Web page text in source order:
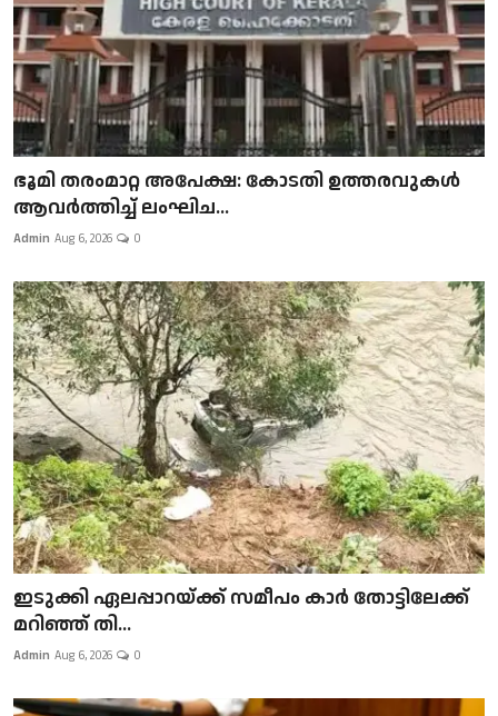
ഭൂമി തരംമാറ്റ അപേക്ഷ: കോടതി ഉത്തരവുകൾ
ആവർത്തിച്ച് ലംഘിച...
Admin Aug 6, 2026 0
ഇടുക്കി ഏലപ്പാറയ്ക്ക് സമീപം കാർ തോട്ടിലേക്ക്
മറിഞ്ഞ് തി...
Admin Aug 6, 2026 0